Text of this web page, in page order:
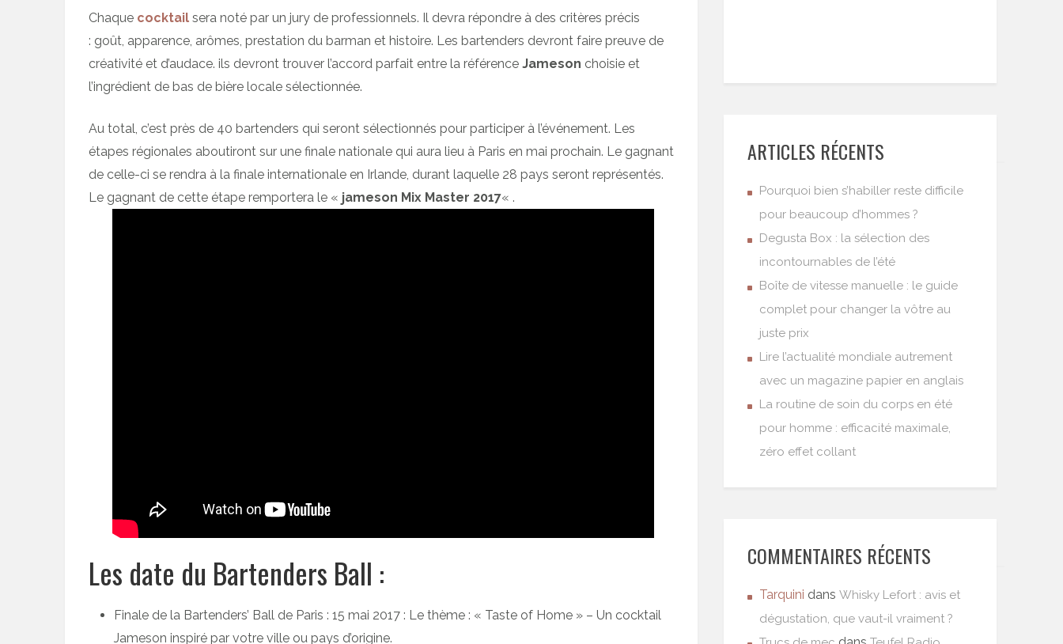
Chaque cocktail sera noté par un jury de professionnels. Il devra répondre à des critères précis
: goût, apparence, arômes, prestation du barman et histoire. Les bartenders devront faire preuve de
créativité et d’audace. ils devront trouver l’accord parfait entre la référence Jameson choisie et
l’ingrédient de bas de bière locale sélectionnée.
Au total, c’est près de 40 bartenders qui seront sélectionnés pour participer à l’événement. Les
étapes régionales aboutiront sur une finale nationale qui aura lieu à Paris en mai prochain. Le gagnant
de celle-ci se rendra à la finale internationale en Irlande, durant laquelle 28 pays seront représentés.
Le gagnant de cette étape remportera le « jameson Mix Master 2017« .
Les date du Bartenders Ball :
Finale de la Bartenders’ Ball de Paris : 15 mai 2017 : Le thème : « Taste of Home » – Un cocktail
Jameson inspiré par votre ville ou pays d’origine.
ARTICLES RÉCENTS
Pourquoi bien s’habiller reste difficile
pour beaucoup d’hommes ?
Degusta Box : la sélection des
incontournables de l’été
Boîte de vitesse manuelle : le guide
complet pour changer la vôtre au
juste prix
Lire l’actualité mondiale autrement
avec un magazine papier en anglais
La routine de soin du corps en été
pour homme : efficacité maximale,
zéro effet collant
COMMENTAIRES RÉCENTS
Tarquini dans Whisky Lefort : avis et
dégustation, que vaut-il vraiment ?